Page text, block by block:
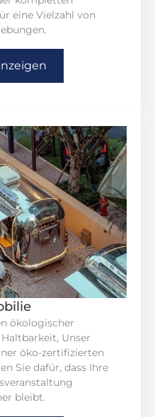
eine Vielzahl von
ökologischer
Unser
öko-zertifizierten
Sie dafür, dass Ihre
bleibt.